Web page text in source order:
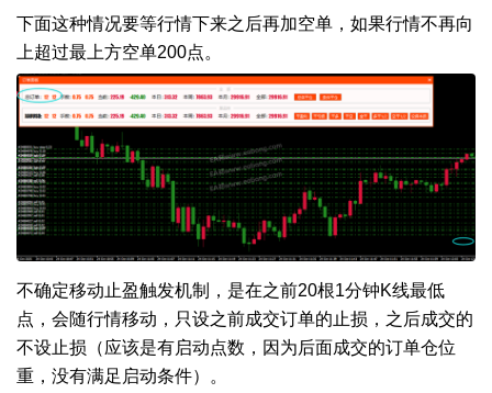
下面这种情况要等行情下来之后再加空单，如果行情不再向
上超过最上方空单200点。
不确定移动止盈触发机制，是在之前20根1分钟K线最低
点，会随行情移动，只设之前成交订单的止损，之后成交的
不设止损（应该是有启动点数，因为后面成交的订单仓位
重，没有满足启动条件）。